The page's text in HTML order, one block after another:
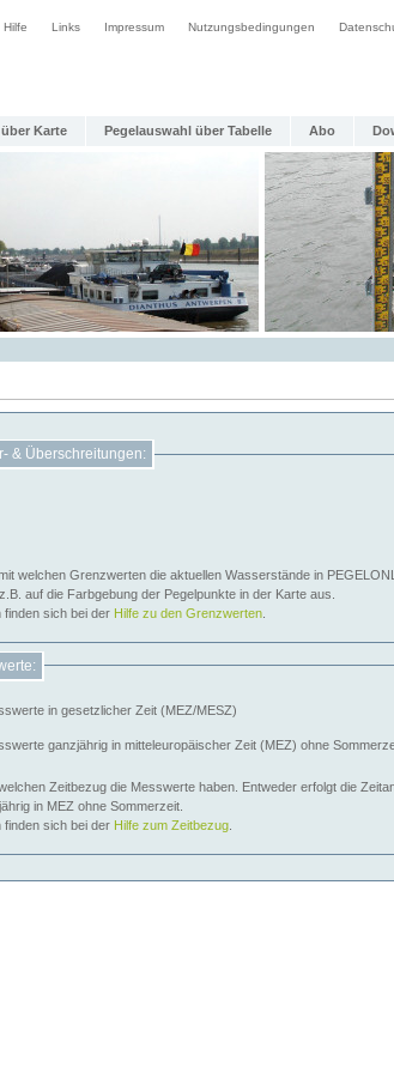
Hilfe Links Impressum Nutzungsbedingungen
Karte Pegelauswahl über Tabelle Abo
& Überschreitungen:
welchen Grenzwerten die aktuellen Wasserstände in
sich z.B. auf die Farbgebung der Pegelpunkte in der Karte aus.
finden sich bei der Hilfe zu den Grenzwerten
in gesetzlicher Zeit (MEZ/MESZ)
ganzjährig in mitteleuropäischer Zeit (MEZ) ohne
Zeitbezug die Messwerte haben. Entweder erfolgt die
in MEZ ohne Sommerzeit.
finden sich bei der Hilfe zum Zeitbezug